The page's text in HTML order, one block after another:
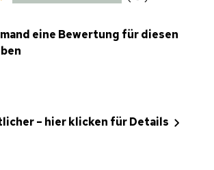
eine Bewertung für diesen
– hier klicken für Details